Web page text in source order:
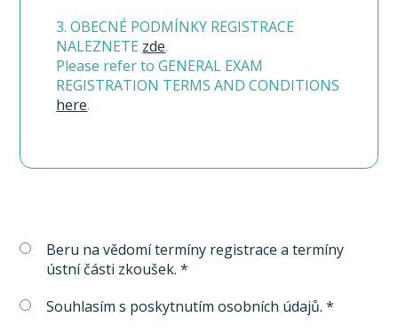
3. OBECNÉ PODMÍNKY REGISTRACE
NALEZNETE zde.
Please refer to GENERAL EXAM
REGISTRATION TERMS AND CONDITIONS
here.
Beru na vědomí termíny registrace a termíny
ústní části zkoušek. *
Souhlasím s poskytnutím osobních údajů. *